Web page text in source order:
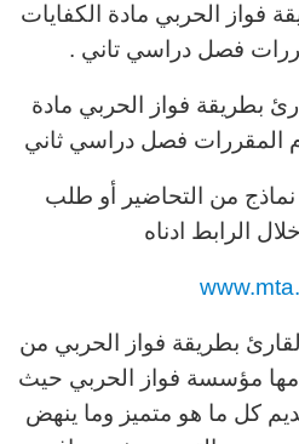
فواز الحربي مادة الكفايات
بطريقة فواز الحربي مادة
من التحاضير أو طلب
الرابط ادناه
بطريقة فواز الحربي من
مؤسسة فواز الحربي حيث
كل ما هو متميز وما ينهض